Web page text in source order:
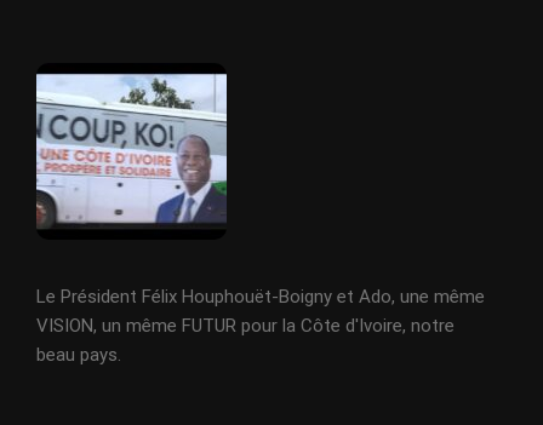
Le Président Félix Houphouët-Boigny et Ado, une même
VISION, un même FUTUR pour la Côte d'Ivoire, notre
beau pays.